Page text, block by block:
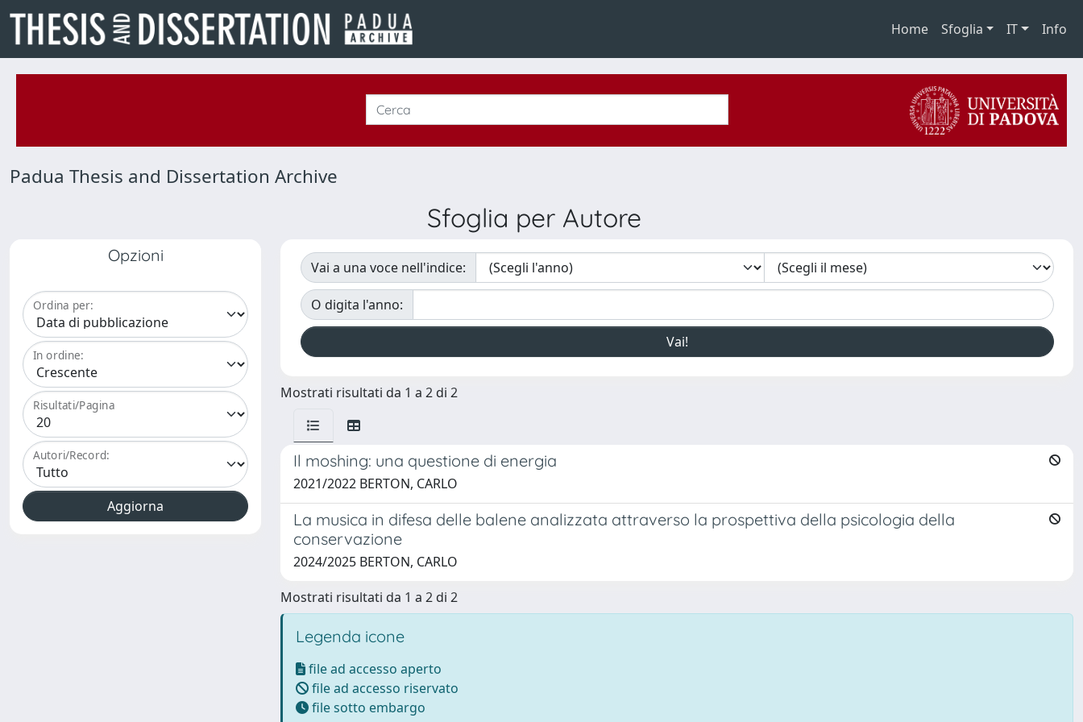
Home Sfoglia IT Info
Padua Thesis and Dissertation Archive
Sfoglia per Autore
Opzioni
Ordina per:
In ordine:
Risultati/Pagina
Autori/Record:
Vai a una voce nell'indice:
O digita l'anno:
Mostrati risultati da 1 a 2 di 2
Il moshing: una questione di energia
2021/2022 BERTON, CARLO
La musica in difesa delle balene analizzata attraverso la prospettiva della psicologia della
conservazione
2024/2025 BERTON, CARLO
Mostrati risultati da 1 a 2 di 2
Legenda icone
file ad accesso aperto
file ad accesso riservato
file sotto embargo